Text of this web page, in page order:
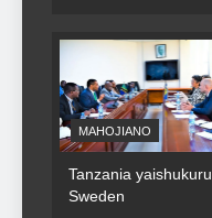
MAHOJIANO
Tanzania yaishukuru
Sweden